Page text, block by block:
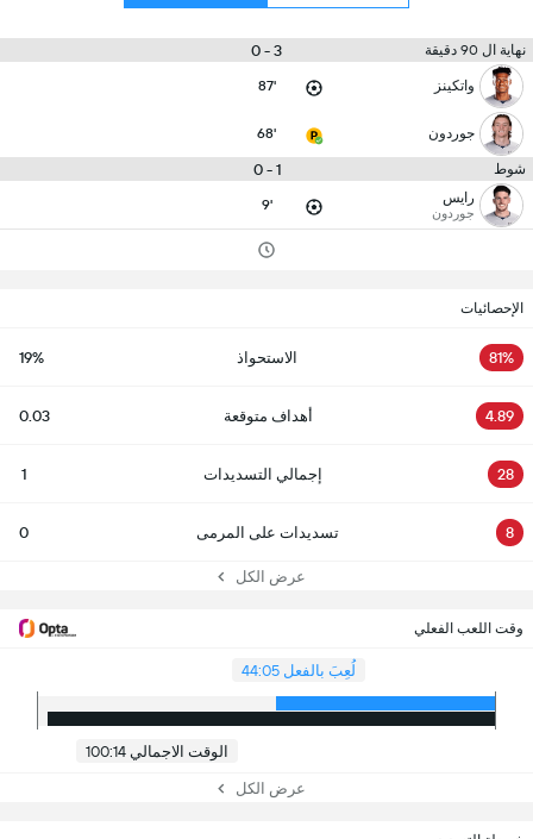
نهاية ال 90 دقيقة 3 - 0
واتكينز 87'
جوردون 68'
شوط 1 - 0
رايس
جوردون 9'
الإحصائيات
81% الاستحواذ 19%
4.89 أهداف متوقعة 0.03
28 إجمالي التسديدات 1
8 تسديدات على المرمى 0
عرض الكل
وقت اللعب الفعلي
لُعِبَ بالفعل 44:05
الوقت الاجمالي 100:14
عرض الكل